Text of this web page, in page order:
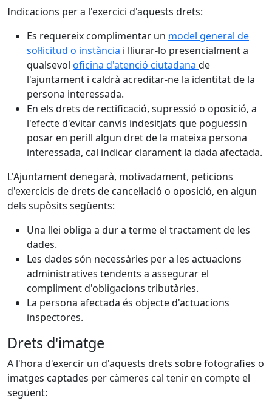
Indicacions per a l'exercici d'aquests drets:
Es requereix complimentar un model general de
sol·licitud o instància i lliurar-lo presencialment a
qualsevol oficina d'atenció ciutadana de
l'ajuntament i caldrà acreditar-ne la identitat de la
persona interessada.
En els drets de rectificació, supressió o oposició, a
l'efecte d'evitar canvis indesitjats que poguessin
posar en perill algun dret de la mateixa persona
interessada, cal indicar clarament la dada afectada.
L'Ajuntament denegarà, motivadament, peticions
d'exercicis de drets de cancel·lació o oposició, en algun
dels supòsits següents:
Una llei obliga a dur a terme el tractament de les
dades.
Les dades són necessàries per a les actuacions
administratives tendents a assegurar el
compliment d'obligacions tributàries.
La persona afectada és objecte d'actuacions
inspectores.
Drets d'imatge
A l'hora d'exercir un d'aquests drets sobre fotografies o
imatges captades per càmeres cal tenir en compte el
següent: